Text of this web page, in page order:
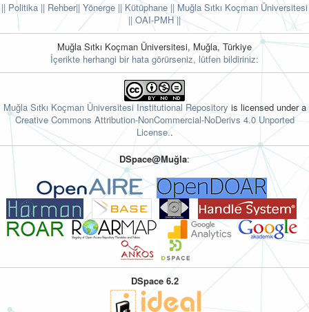
|| Politika || Rehber|| Yönerge || Kütüphane || Muğla Sıtkı Koçman Üniversitesi
|| OAI-PMH ||
Muğla Sıtkı Koçman Üniversitesi, Muğla, Türkiye
İçerikte herhangi bir hata görürseniz, lütfen bildiriniz:
Muğla Sıtkı Koçman Üniversitesi Institutional Repository is licensed under a
Creative Commons Attribution-NonCommercial-NoDerivs 4.0 Unported
License..
DSpace@Muğla:
DSpace 6.2